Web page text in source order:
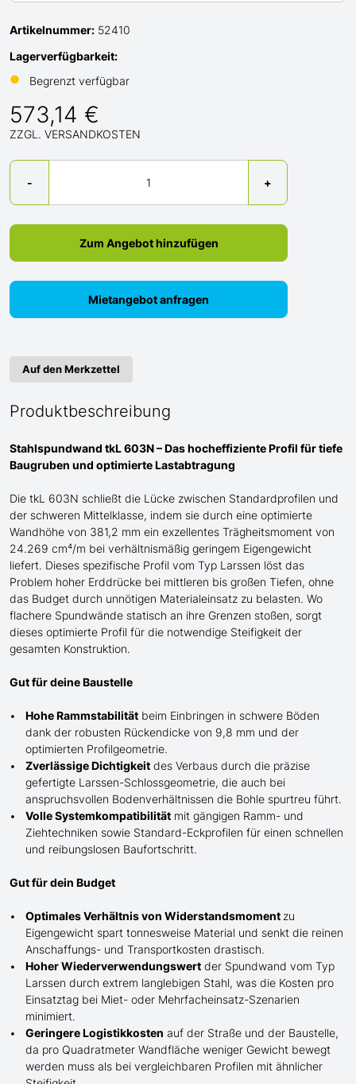
Artikelnummer: 52410
Lagerverfügbarkeit:
●
Begrenzt verfügbar
573,14 €
ZZGL. VERSANDKOSTEN
-
Menge
+
Zum Angebot hinzufügen
Mietangebot anfragen
Auf den Merkzettel
Produktbeschreibung
Stahlspundwand tkL 603N – Das hocheffiziente Profil für tiefe
Baugruben und optimierte Lastabtragung
Die tkL 603N schließt die Lücke zwischen Standardprofilen und
der schweren Mittelklasse, indem sie durch eine optimierte
Wandhöhe von 381,2 mm ein exzellentes Trägheitsmoment von
24.269 cm⁴/m bei verhältnismäßig geringem Eigengewicht
liefert. Dieses spezifische Profil vom Typ Larssen löst das
Problem hoher Erddrücke bei mittleren bis großen Tiefen, ohne
das Budget durch unnötigen Materialeinsatz zu belasten. Wo
flachere Spundwände statisch an ihre Grenzen stoßen, sorgt
dieses optimierte Profil für die notwendige Steifigkeit der
gesamten Konstruktion.
Gut für deine Baustelle
Hohe Rammstabilität beim Einbringen in schwere Böden
dank der robusten Rückendicke von 9,8 mm und der
optimierten Profilgeometrie.
Zverlässige Dichtigkeit des Verbaus durch die präzise
gefertigte Larssen-Schlossgeometrie, die auch bei
anspruchsvollen Bodenverhältnissen die Bohle spurtreu führt.
Volle Systemkompatibilität mit gängigen Ramm- und
Ziehtechniken sowie Standard-Eckprofilen für einen schnellen
und reibungslosen Baufortschritt.
Gut für dein Budget
Optimales Verhältnis von Widerstandsmoment zu
Eigengewicht spart tonnesweise Material und senkt die reinen
Anschaffungs- und Transportkosten drastisch.
Hoher Wiederverwendungswert der Spundwand vom Typ
Larssen durch extrem langlebigen Stahl, was die Kosten pro
Einsatztag bei Miet- oder Mehrfacheinsatz-Szenarien
minimiert.
Geringere Logistikkosten auf der Straße und der Baustelle,
da pro Quadratmeter Wandfläche weniger Gewicht bewegt
werden muss als bei vergleichbaren Profilen mit ähnlicher